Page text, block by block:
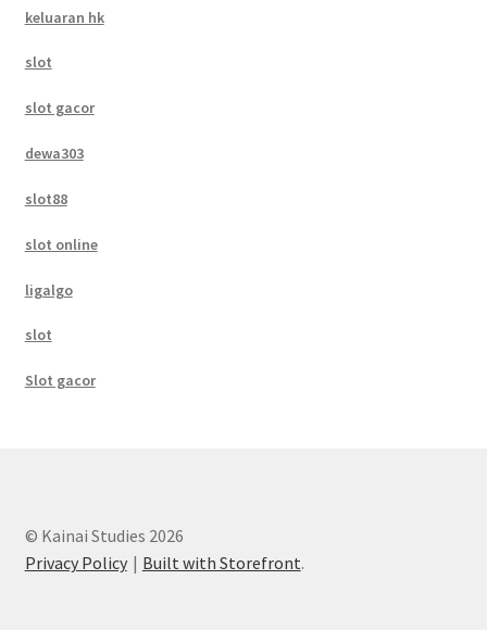
keluaran hk
slot
slot gacor
dewa303
slot88
slot online
ligalgo
slot
Slot gacor
© Kainai Studies 2026
Privacy Policy
Built with Storefront.